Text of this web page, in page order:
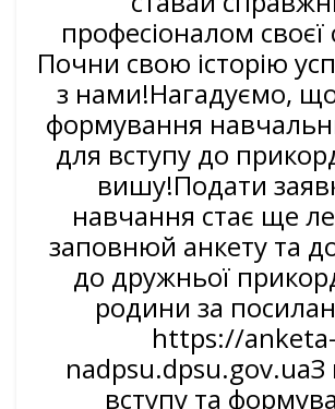
професіоналом своєї
Почни свою історію
з нами!Нагадуємо,
формування
для вступу до
вишу!Подати
навчання стає ще
заповнюй анкету та
до дружньої
родини за
https://anketa-
nadpsu.dpsu.gov.uaЗ
вступу та